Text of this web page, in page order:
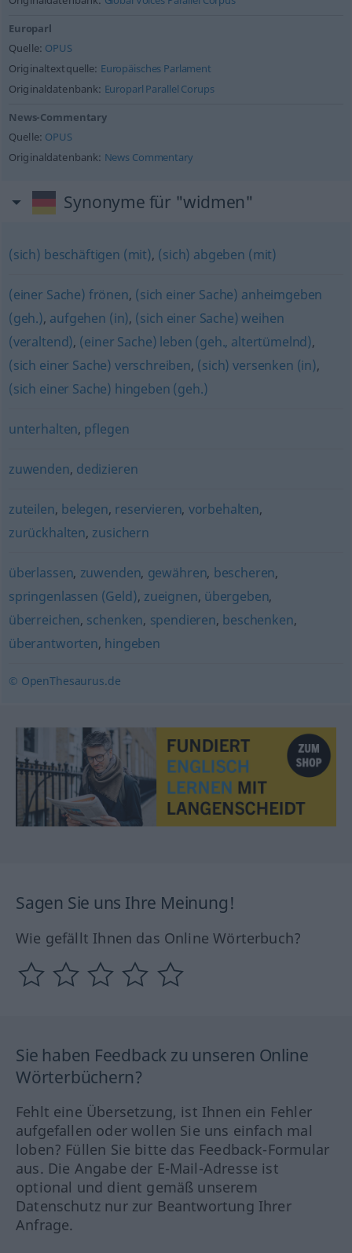
Europarl
Quelle: OPUS
Originaltextquelle: Europäisches Parlament
Originaldatenbank: Europarl Parallel Corups
News-Commentary
Quelle: OPUS
Originaldatenbank: News Commentary
Synonyme für "widmen"
(sich) beschäftigen (mit), (sich) abgeben (mit)
(einer Sache) frönen, (sich einer Sache) anheimgeben
(geh.), aufgehen (in), (sich einer Sache) weihen
(veraltend), (einer Sache) leben (geh., altertümelnd),
(sich einer Sache) verschreiben, (sich) versenken (in),
(sich einer Sache) hingeben (geh.)
unterhalten, pflegen
zuwenden, dedizieren
zuteilen, belegen, reservieren, vorbehalten,
zurückhalten, zusichern
überlassen, zuwenden, gewähren, bescheren,
springenlassen (Geld), zueignen, übergeben,
überreichen, schenken, spendieren, beschenken,
überantworten, hingeben
© OpenThesaurus.de
Sagen Sie uns Ihre Meinung!
Wie gefällt Ihnen das Online Wörterbuch?
Sie haben Feedback zu unseren Online
Wörterbüchern?
Fehlt eine Übersetzung, ist Ihnen ein Fehler
aufgefallen oder wollen Sie uns einfach mal
loben? Füllen Sie bitte das Feedback-Formular
aus. Die Angabe der E-Mail-Adresse ist
optional und dient gemäß unserem
Datenschutz nur zur Beantwortung Ihrer
Anfrage.